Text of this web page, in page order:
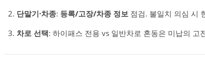
단말기·차종: 등록/고장/차종 정보 점검. 불일치 의심 시
차로 선택: 하이패스 전용 vs 일반차로 혼동은 미납의 고